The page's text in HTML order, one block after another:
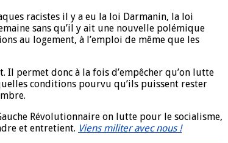
racistes il y a eu la loi Darmanin, la loi
sans qu’il y ait une nouvelle polémique
au logement, à l’emploi de même que les
permet donc à la fois d’empêcher qu’on lutte
conditions pourvu qu’ils puissent rester
Révolutionnaire on lutte pour le socialisme,
et entretient. Viens militer avec nous !